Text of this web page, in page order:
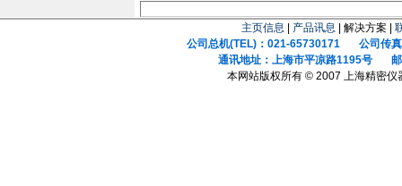
主页信息 产品讯息 | 解决方案 |
公司总机(TEL)：021-65730171 公司传真
通讯地址：上海市平凉路1195号 邮
本网站版权所有 © 2007 上海精密仪